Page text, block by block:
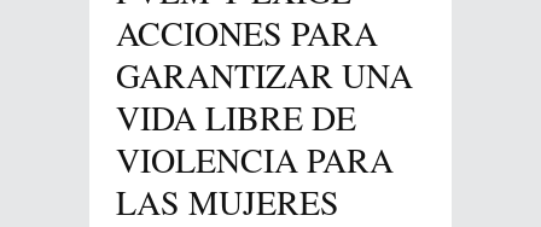
ACCIONES PARA
GARANTIZAR UNA
VIDA LIBRE DE
VIOLENCIA PARA
LAS MUJERES